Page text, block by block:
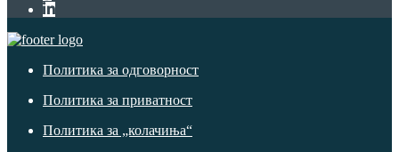
LinkedIn
Политика за одговорност
Политика за приватност
Политика за „колачиња“